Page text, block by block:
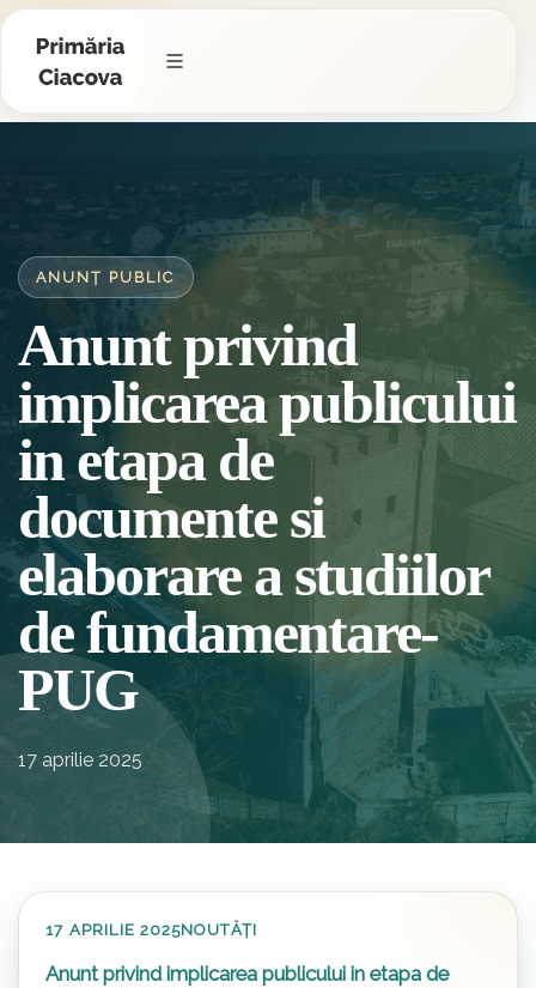
ANUNȚ PUBLIC
Anunt privind
implicarea publicului
in etapa de
documente si
elaborare a studiilor
de fundamentare-
PUG
17 aprilie 2025
17 APRILIE 2025NOUTĂȚI
Anunt privind implicarea publicului in etapa de